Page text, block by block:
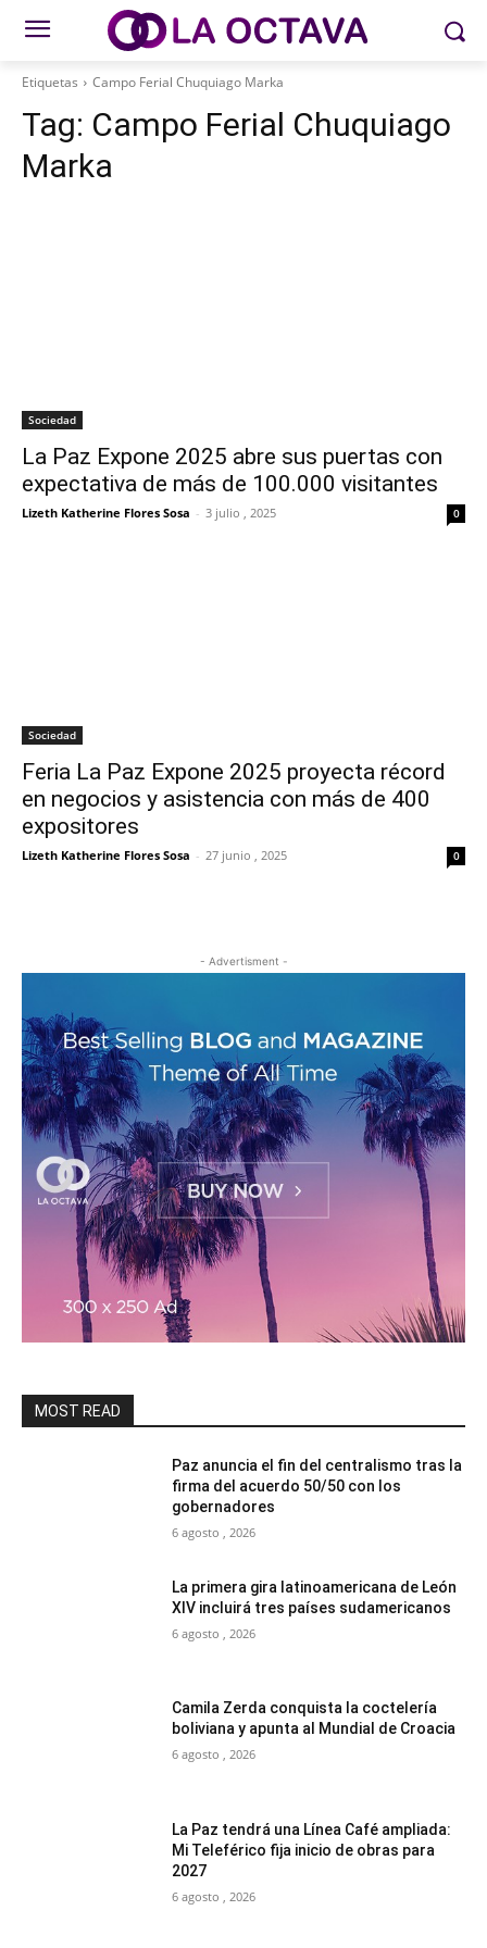
Etiquetas Campo Ferial Chuquiago Marka
Tag: Campo Ferial Chuquiago
Marka
Sociedad
La Paz Expone 2025 abre sus puertas con
expectativa de más de 100.000 visitantes
Lizeth Katherine Flores Sosa - 3 julio , 2025 0
Sociedad
Feria La Paz Expone 2025 proyecta récord
en negocios y asistencia con más de 400
expositores
Lizeth Katherine Flores Sosa - 27 junio , 2025 0
- Advertisment -
MOST READ
Paz anuncia el fin del centralismo tras la
firma del acuerdo 50/50 con los
gobernadores
6 agosto , 2026
La primera gira latinoamericana de León
XIV incluirá tres países sudamericanos
6 agosto , 2026
Camila Zerda conquista la coctelería
boliviana y apunta al Mundial de Croacia
6 agosto , 2026
La Paz tendrá una Línea Café ampliada:
Mi Teleférico fija inicio de obras para
2027
6 agosto , 2026